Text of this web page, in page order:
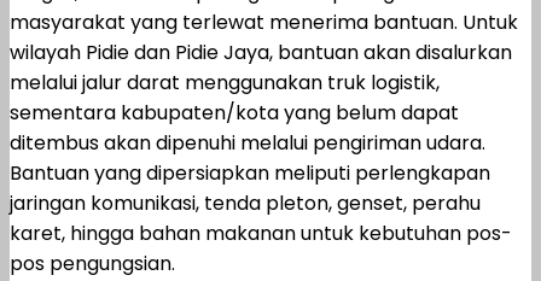
masyarakat yang terlewat menerima bantuan. Untuk
wilayah Pidie dan Pidie Jaya, bantuan akan disalurkan
melalui jalur darat menggunakan truk logistik,
sementara kabupaten/kota yang belum dapat
ditembus akan dipenuhi melalui pengiriman udara.
Bantuan yang dipersiapkan meliputi perlengkapan
jaringan komunikasi, tenda pleton, genset, perahu
karet, hingga bahan makanan untuk kebutuhan pos-
pos pengungsian.